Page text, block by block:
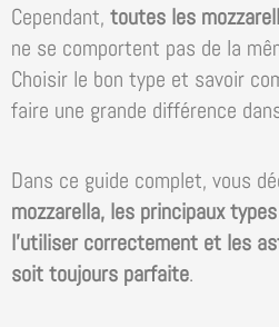
Cependant, toutes les
ne se comportent pas de la
Choisir le bon type et savoir
faire une grande différence
Dans ce guide complet, vous
mozzarella, les principaux
l’utiliser correctement et les
soit toujours parfaite.